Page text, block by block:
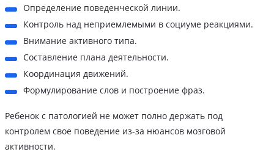
Определение поведенческой линии.
Контроль над неприемлемыми в социуме реакциями.
Внимание активного типа.
Составление плана деятельности.
Координация движений.
Формулирование слов и построение фраз.
Ребенок с патологией не может полно держать под
контролем свое поведение из-за нюансов мозговой
активности.